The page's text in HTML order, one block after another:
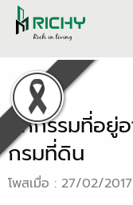
มหกรรมที่อยู่
กรมที่ดิน
โพสเมื่อ : 27/02/2017